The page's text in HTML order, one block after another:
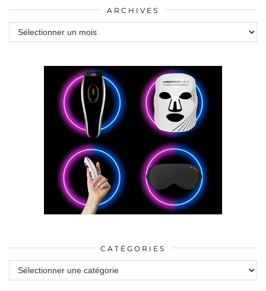
ARCHIVES
Archives
CATÉGORIES
Catégories